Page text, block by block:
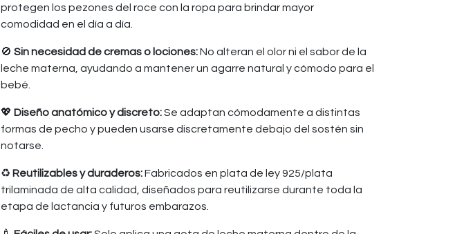
protegen los pezones del roce con la ropa para brindar mayor
comodidad en el día a día.
🚫 Sin necesidad de cremas o lociones:No alteran el olor ni el sabor de la
leche materna, ayudando a mantener un agarre natural y cómodo para el
bebé.
💖 Diseño anatómico y discreto:Se adaptan cómodamente a distintas
formas de pecho y pueden usarse discretamente debajo del sostén sin
notarse.
♻️ Reutilizables y duraderos:Fabricados en plata de ley 925/plata
trilaminada de alta calidad, diseñados para reutilizarse durante toda la
etapa de lactancia y futuros embarazos.